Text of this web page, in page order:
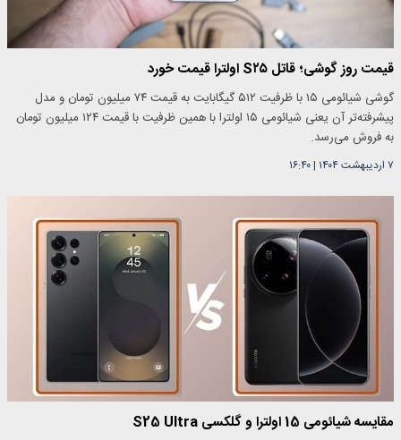
قیمت روز گوشی؛ قاتل S۲۵ اولترا قیمت خورد
گوشی شیائومی ۱۵ با ظرفیت ۵۱۲ گیگابایت به قیمت ۷۴ میلیون تومان و مدل
پیشرفته‌تر آن یعنی شیائومی ۱۵ اولترا با همین ظرفیت با قیمت ۱۲۴ میلیون تومان
به فروش می‌رسد.
۷ اردیبهشت ۱۴۰۴ |۱۶:۴۰
مقایسه شیائومی 15 اولترا و گلکسی S25 Ultra